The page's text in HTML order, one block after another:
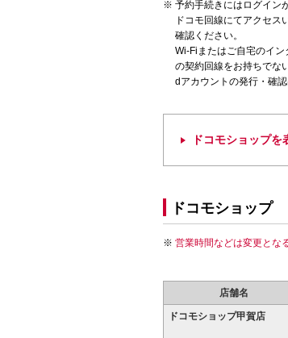
予約手続きにはログイン
ドコモ回線にてアクセ
確認ください。
Wi-Fiまたはご自宅のイ
の契約回線をお持ちでな
dアカウントの発行・確認
ドコモショップを
ドコモショップ
営業時間などは変更とな
店舗名
ドコモショップ甲賀店